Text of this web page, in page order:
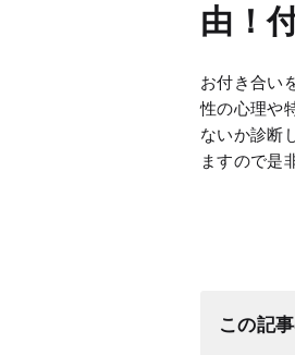
由！
お付き合い
性の心理や
ないか診断
ますので是
この記